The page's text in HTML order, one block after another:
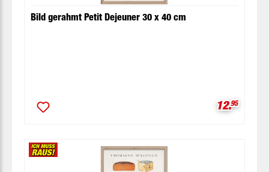
Bild gerahmt Petit Dejeuner 30 x 40 cm
12.95